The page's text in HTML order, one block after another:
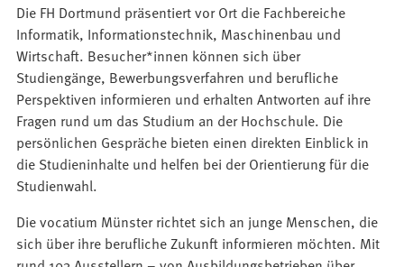
Die FH Dortmund präsentiert vor Ort die Fachbereiche
Informatik, Informationstechnik, Maschinenbau und
Wirtschaft. Besucher*innen können sich über
Studiengänge, Bewerbungsverfahren und berufliche
Perspektiven informieren und erhalten Antworten auf ihre
Fragen rund um das Studium an der Hochschule. Die
persönlichen Gespräche bieten einen direkten Einblick in
die Studieninhalte und helfen bei der Orientierung für die
Studienwahl.
Die vocatium Münster richtet sich an junge Menschen, die
sich über ihre berufliche Zukunft informieren möchten. Mit